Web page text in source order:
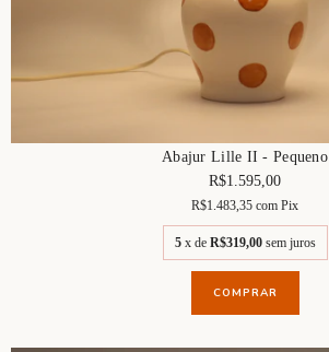
Abajur Lille II - Pequeno
R$1.595,00
R$1.483,35 com Pix
5 x de R$319,00 sem juros